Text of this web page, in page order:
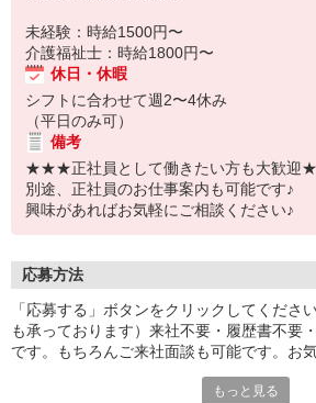
未経験：時給1500円〜
介護福祉士：時給1800円〜
休日・休暇
シフトに合わせて週2〜4休み
（平日のみ可）
備考
★★★正社員として働きたい方も大歓
別途、正社員のお仕事案内も可能です♪
興味があればお気軽にご相談ください♪
応募方法
「応募する」ボタンをクリックしてくださ
も承っております）来社不要・履歴書不要
です。もちろんご来社面談も可能です。お
もっと見る